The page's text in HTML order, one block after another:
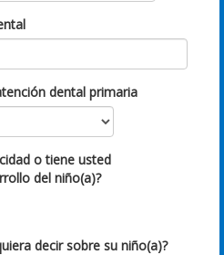
dental primaria
o tiene usted
del niño(a)?
decir sobre su niño(a)?